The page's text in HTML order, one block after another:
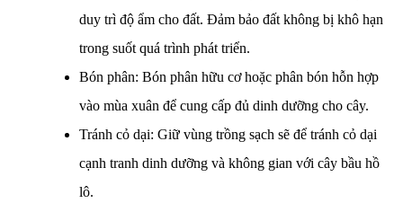
duy trì độ ẩm cho đất. Đảm bảo đất không bị khô hạn
trong suốt quá trình phát triển.
Bón phân: Bón phân hữu cơ hoặc phân bón hỗn hợp
vào mùa xuân để cung cấp đủ dinh dưỡng cho cây.
Tránh cỏ dại: Giữ vùng trồng sạch sẽ để tránh cỏ dại
cạnh tranh dinh dưỡng và không gian với cây bầu hồ
lô.